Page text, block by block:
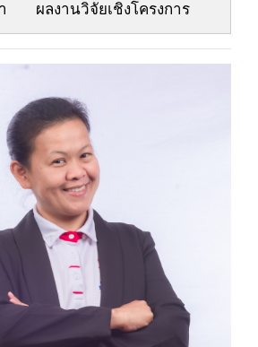
ผลงานวิจัยเชิงโครงการ